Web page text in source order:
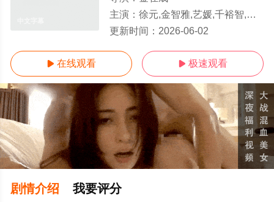
主演： 徐元,金智雅,艺媛,千裕智,闵度允,相宇,姜民宇,海一
更新时间： 2026-06-02
 在线观看  极速观看
剧情介绍 我要评分